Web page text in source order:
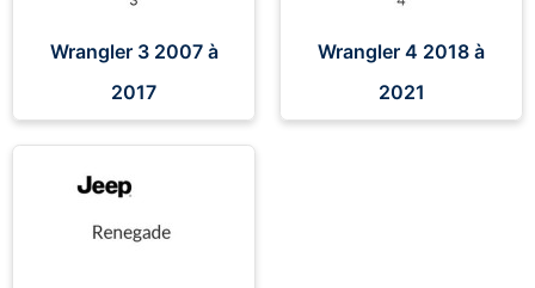
Wrangler 3 2007 à
2017
Wrangler 4 2018 à
2021